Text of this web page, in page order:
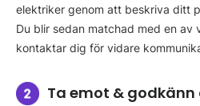
elektriker genom att beskriva ditt
Du blir sedan matchad med en av
kontaktar dig för vidare
Ta emot &